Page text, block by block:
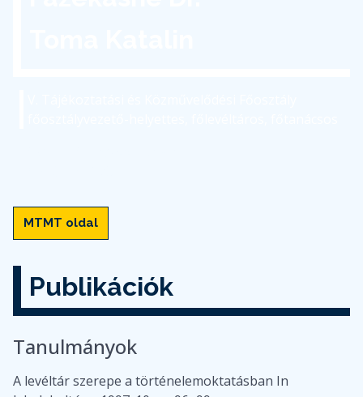
MTMT oldal
Publikációk
Tanulmányok
A levéltár szerepe a történelemoktatásban In